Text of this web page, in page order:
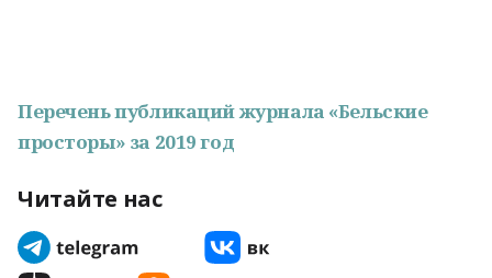
Перечень публикаций журнала «Бельские
просторы» за 2019 год
Читайте нас